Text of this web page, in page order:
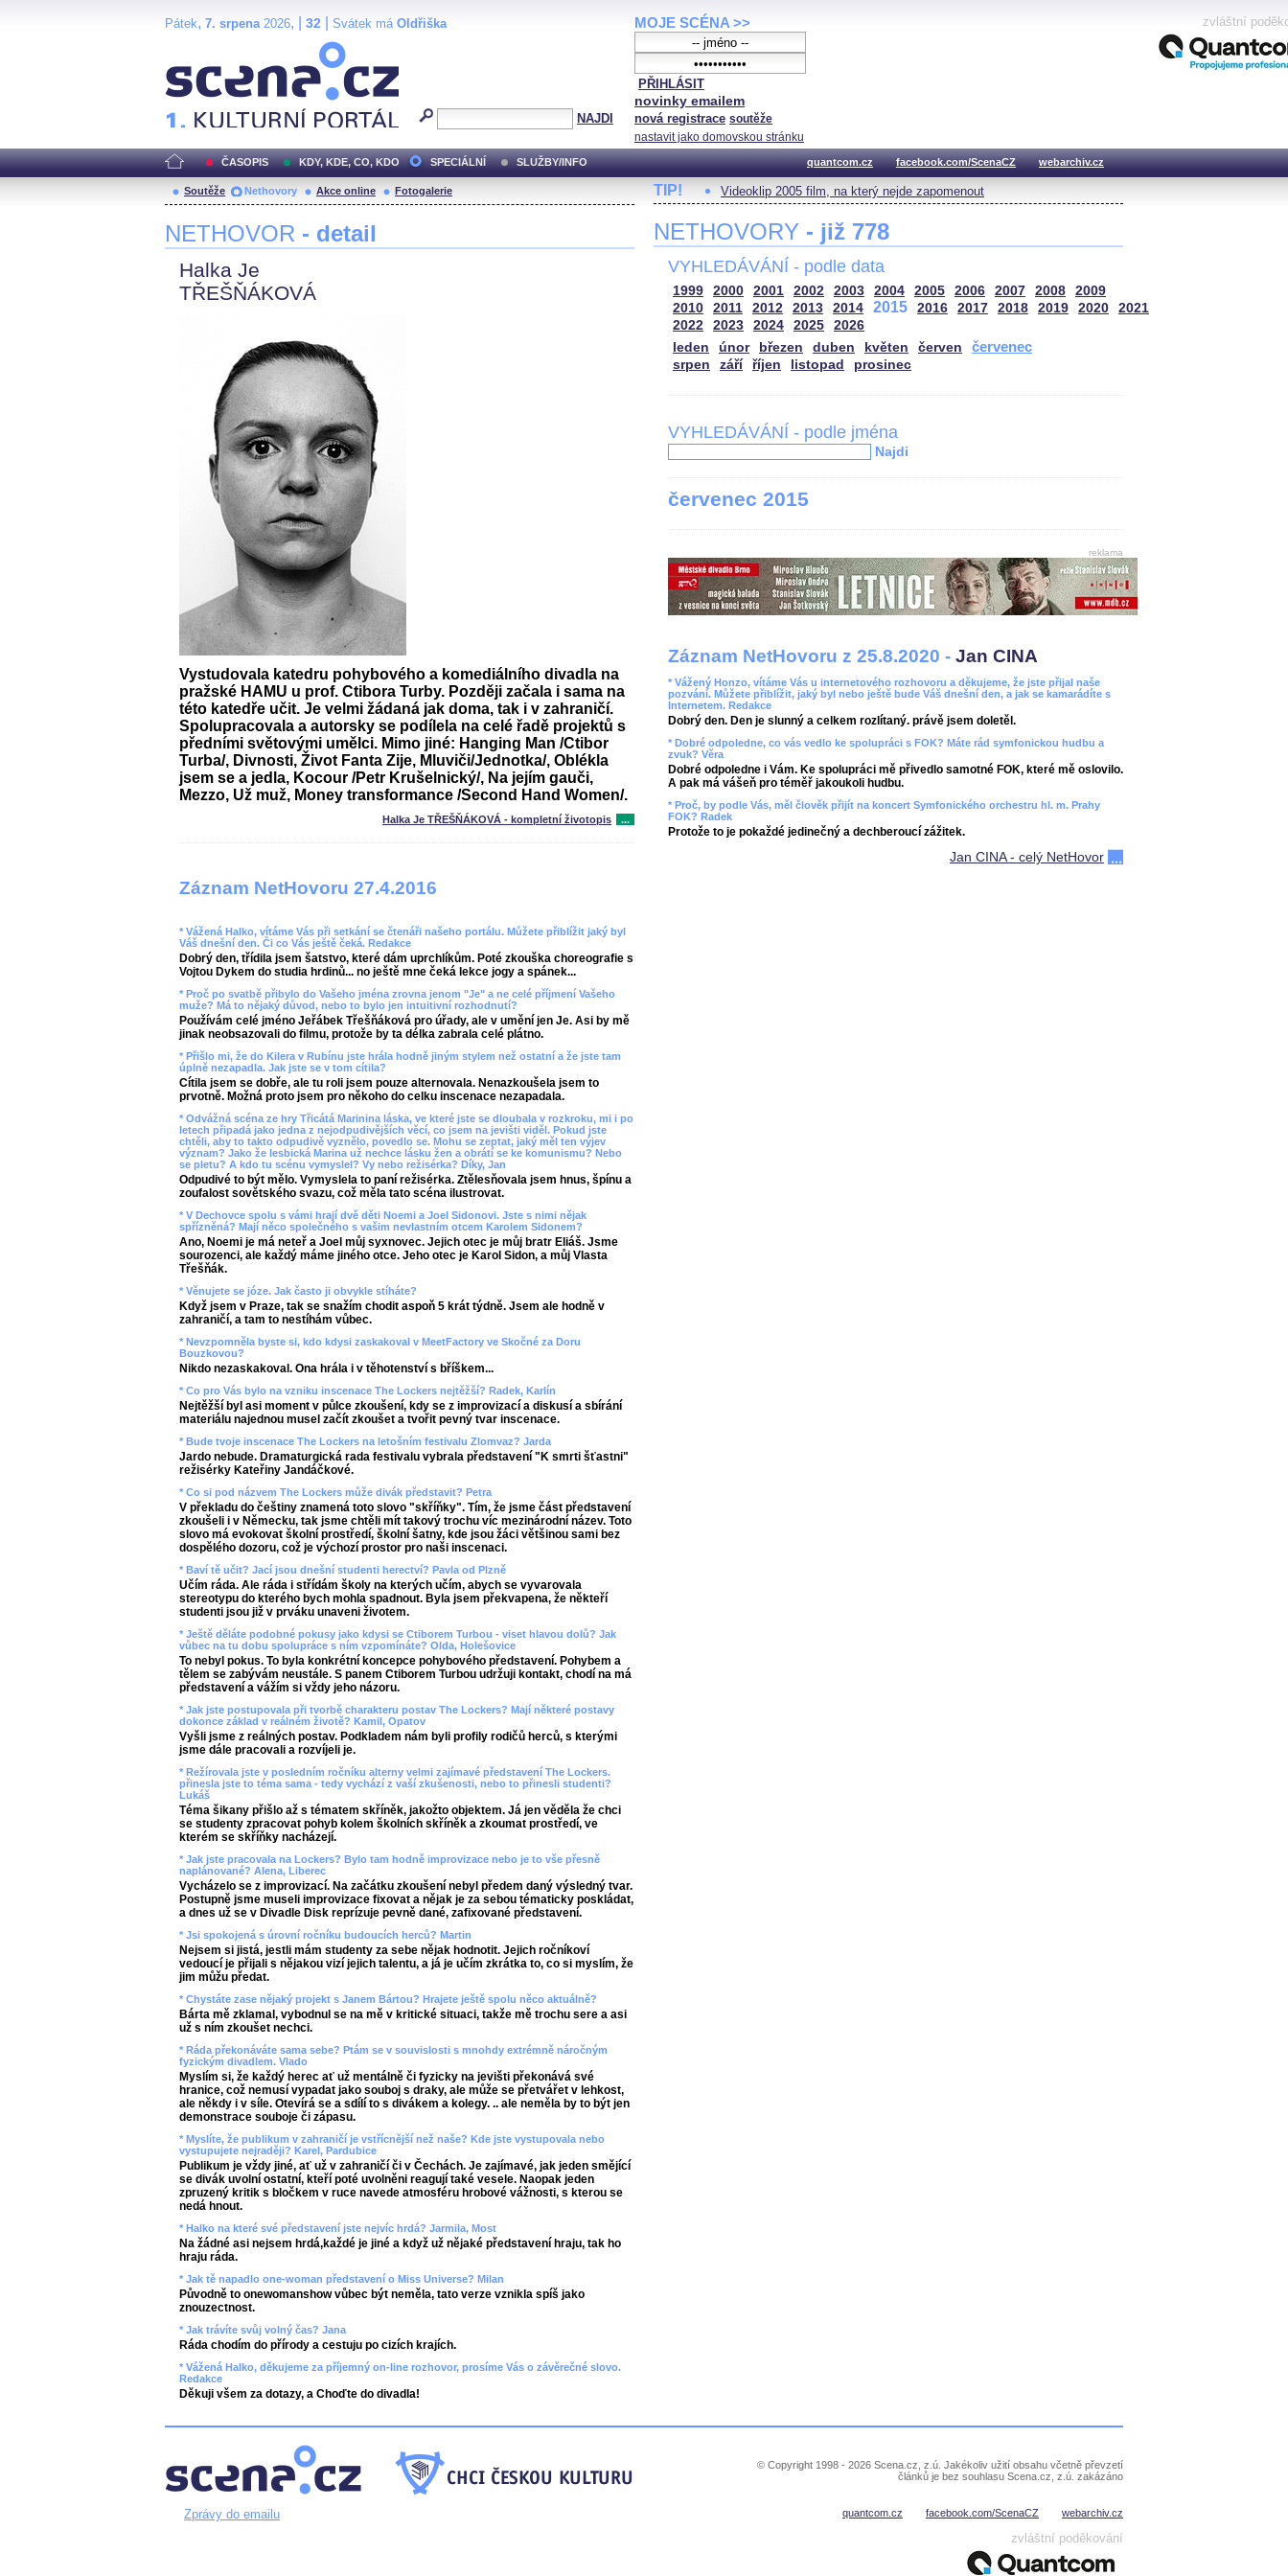
Pátek, 7. srpena2026, | 32 Svátek má Oldřiška
NAJDI
MOJE SCÉNA >>
PŘIHLÁSIT
novinky emailem
nová registrace soutěže
nastavit jako domovskou stránku
zvláštní
ČASOPIS KDY, KDE, CO, KDO SPECIÁLNÍ SLUŽBY/INFO quantcom.cz facebook.com/ScenaCZ webarchiv.cz
Soutěže Nethovory Akce online Fotogalerie
NETHOVOR - detail
Halka Je
TŘEŠŇÁKOVÁ
Vystudovala katedru pohybového a komediálního divadla na
pražské HAMU u prof. Ctibora Turby. Později začala i sama na
této katedře učit. Je velmi žádaná jak doma, tak i v zahraničí.
Spolupracovala a autorsky se podílela na celé řadě projektů s
předními světovými umělci. Mimo jiné: Hanging Man /Ctibor
Turba/, Divnosti, Život Fanta Zije, Mluviči/Jednotka/, Oblékla
jsem se a jedla, Kocour /Petr Krušelnický/, Na jejím gauči,
Mezzo, Už muž, Money transformance /Second Hand Women/.
Halka Je TŘEŠŇÁKOVÁ - kompletní životopis ...
Záznam NetHovoru 27.4.2016
* Vážená Halko, vítáme Vás při setkání se čtenáři našeho portálu. Můžete přiblížit jaký byl
Váš dnešní den. Či co Vás ještě čeká. Redakce
Dobrý den, třídila jsem šatstvo, které dám uprchlíkům. Poté zkouška choreografie s
Vojtou Dykem do studia hrdinů... no ještě mne čeká lekce jogy a spánek...
* Proč po svatbě přibylo do Vašeho jména zrovna jenom "Je" a ne celé příjmení Vašeho
muže? Má to nějaký důvod, nebo to bylo jen intuitivní rozhodnutí?
Používám celé jméno Jeřábek Třešňáková pro úřady, ale v umění jen Je. Asi by mě
jinak neobsazovali do filmu, protože by ta délka zabrala celé plátno.
* Přišlo mi, že do Kilera v Rubínu jste hrála hodně jiným stylem než ostatní a že jste tam
úplně nezapadla. Jak jste se v tom cítila?
Cítila jsem se dobře, ale tu roli jsem pouze alternovala. Nenazkoušela jsem to
prvotně. Možná proto jsem pro někoho do celku inscenace nezapadala.
* Odvážná scéna ze hry Třicátá Marinina láska, ve které jste se dloubala v rozkroku, mi i po
letech připadá jako jedna z nejodpudivějších věcí, co jsem na jevišti viděl. Pokud jste
chtěli, aby to takto odpudivě vyznělo, povedlo se. Mohu se zeptat, jaký měl ten výjev
význam? Jako že lesbická Marina už nechce lásku žen a obrátí se ke komunismu? Nebo
se pletu? A kdo tu scénu vymyslel? Vy nebo režisérka? Díky, Jan
Odpudivé to být mělo. Vymyslela to paní režisérka. Ztělesňovala jsem hnus, špínu a
zoufalost sovětského svazu, což měla tato scéna ilustrovat.
* V Dechovce spolu s vámi hrají dvě děti Noemi a Joel Sidonovi. Jste s nimi nějak
spřízněná? Mají něco společného s vašim nevlastním otcem Karolem Sidonem?
Ano, Noemi je má neteř a Joel můj syxnovec. Jejich otec je můj bratr Eliáš. Jsme
sourozenci, ale každý máme jiného otce. Jeho otec je Karol Sidon, a můj Vlasta
Třešňák.
* Věnujete se józe. Jak často ji obvykle stíháte?
Když jsem v Praze, tak se snažím chodit aspoň 5 krát týdně. Jsem ale hodně v
zahraničí, a tam to nestíhám vůbec.
* Nevzpomněla byste si, kdo kdysi zaskakoval v MeetFactory ve Skočné za Doru
Bouzkovou?
Nikdo nezaskakoval. Ona hrála i v těhotenství s bříškem...
* Co pro Vás bylo na vzniku inscenace The Lockers nejtěžší? Radek, Karlín
Nejtěžší byl asi moment v půlce zkoušení, kdy se z improvizací a diskusí a sbírání
materiálu najednou musel začít zkoušet a tvořit pevný tvar inscenace.
* Bude tvoje inscenace The Lockers na letošním festivalu Zlomvaz? Jarda
Jardo nebude. Dramaturgická rada festivalu vybrala představení "K smrti šťastni"
režisérky Kateřiny Jandáčkové.
* Co si pod názvem The Lockers může divák představit? Petra
V překladu do češtiny znamená toto slovo "skříňky". Tím, že jsme část představení
zkoušeli i v Německu, tak jsme chtěli mít takový trochu víc mezinárodní název. Toto
slovo má evokovat školní prostředí, školní šatny, kde jsou žáci většinou sami bez
dospělého dozoru, což je výchozí prostor pro naši inscenaci.
* Baví tě učit? Jací jsou dnešní studenti herectví? Pavla od Plzně
Učím ráda. Ale ráda i střídám školy na kterých učím, abych se vyvarovala
stereotypu do kterého bych mohla spadnout. Byla jsem překvapena, že někteří
studenti jsou již v prváku unaveni životem.
* Ještě děláte podobné pokusy jako kdysi se Ctiborem Turbou - viset hlavou dolů? Jak
vůbec na tu dobu spolupráce s ním vzpomínáte? Olda, Holešovice
To nebyl pokus. To byla konkrétní koncepce pohybového představení. Pohybem a
tělem se zabývám neustále. S panem Ctiborem Turbou udržuji kontakt, chodí na má
představení a vážím si vždy jeho názoru.
* Jak jste postupovala při tvorbě charakteru postav The Lockers? Mají některé postavy
dokonce základ v reálném životě? Kamil, Opatov
Vyšli jsme z reálných postav. Podkladem nám byli profily rodičů herců, s kterými
jsme dále pracovali a rozvíjeli je.
* Režírovala jste v posledním ročníku alterny velmi zajímavé představení The Lockers.
přinesla jste to téma sama - tedy vychází z vaší zkušenosti, nebo to přinesli studenti?
Lukáš
Téma šikany přišlo až s tématem skříněk, jakožto objektem. Já jen věděla že chci
se studenty zpracovat pohyb kolem školních skříněk a zkoumat prostředí, ve
kterém se skříňky nacházejí.
* Jak jste pracovala na Lockers? Bylo tam hodně improvizace nebo je to vše přesně
naplánované? Alena, Liberec
Vycházelo se z improvizací. Na začátku zkoušení nebyl předem daný výsledný tvar.
Postupně jsme museli improvizace fixovat a nějak je za sebou tématicky poskládat,
a dnes už se v Divadle Disk reprízuje pevně dané, zafixované představení.
* Jsi spokojená s úrovní ročníku budoucích herců? Martin
Nejsem si jistá, jestli mám studenty za sebe nějak hodnotit. Jejich ročníkoví
vedoucí je přijali s nějakou vizí jejich talentu, a já je učím zkrátka to, co si myslím, že
jim můžu předat.
* Chystáte zase nějaký projekt s Janem Bártou? Hrajete ještě spolu něco aktuálně?
Bárta mě zklamal, vybodnul se na mě v kritické situaci, takže mě trochu sere a asi
už s ním zkoušet nechci.
* Ráda překonáváte sama sebe? Ptám se v souvislosti s mnohdy extrémně náročným
fyzickým divadlem. Vlado
Myslím si, že každý herec ať už mentálně či fyzicky na jevišti překonává své
hranice, což nemusí vypadat jako souboj s draky, ale může se přetvářet v lehkost,
ale někdy i v síle. Otevírá se a sdílí to s divákem a kolegy. .. ale neměla by to být jen
demonstrace souboje či zápasu.
* Myslíte, že publikum v zahraničí je vstřícnější než naše? Kde jste vystupovala nebo
vystupujete nejraději? Karel, Pardubice
Publikum je vždy jiné, ať už v zahraničí či v Čechách. Je zajímavé, jak jeden smějící
se divák uvolní ostatní, kteří poté uvolněni reagují také vesele. Naopak jeden
zpruzený kritik s bločkem v ruce navede atmosféru hrobové vážnosti, s kterou se
nedá hnout.
* Halko na které své představení jste nejvíc hrdá? Jarmila, Most
Na žádné asi nejsem hrdá,každé je jiné a když už nějaké představení hraju, tak ho
hraju ráda.
* Jak tě napadlo one-woman představení o Miss Universe? Milan
Původně to onewomanshow vůbec být neměla, tato verze vznikla spíš jako
znouzectnost.
* Jak trávíte svůj volný čas? Jana
Ráda chodím do přírody a cestuju po cizích krajích.
* Vážená Halko, děkujeme za příjemný on-line rozhovor, prosíme Vás o závěrečné slovo.
Redakce
Děkuji všem za dotazy, a Choďte do divadla!
TIP! Videoklip 2005 film, na který nejde zapomenout
NETHOVORY - již 778
VYHLEDÁVÁNÍ - podle data
1999 2000 2001 2002 2003 2004 2005 2006 2007 2008
2009
2010
2011 2012 2013 2014 2015 2016 2017 2018 2019 2020
2021
2022
2023 2024 2025
2026
leden
únor březen duben květen červen červenec
srpen září říjen listopad prosinec
VYHLEDÁVÁNÍ - podle jména
Najdi
červenec 2015
reklama
Záznam NetHovoru z 25.8.2020 - Jan CINA
* Vážený Honzo, vítáme Vás u internetového rozhovoru a děkujeme, že jste přijal naše
pozvání. Můžete přiblížit, jaký byl nebo ještě bude Váš dnešní den, a jak se kamarádíte s
Internetem. Redakce
Dobrý den. Den je slunný a celkem rozlítaný. právě jsem doletěl.
* Dobré odpoledne, co vás vedlo ke spolupráci s FOK? Máte rád symfonickou hudbu a
zvuk? Věra
Dobré odpoledne i Vám. Ke spolupráci mě přivedlo samotné FOK, které mě oslovilo.
A pak má vášeň pro téměř jakoukoli hudbu.
* Proč, by podle Vás, měl člověk přijít na koncert Symfonického orchestru hl. m. Prahy
FOK? Radek
Protože to je pokaždé jedinečný a dechberoucí zážitek.
Jan CINA - celý NetHovor
© Copyright 1998 - 2026 Scena.cz, z.ú. Jakékoliv užití obsahu včetně převzetí
článků je bez souhlasu Scena.cz, z.ú. zakázáno
Zprávy do emailu quantcom.cz facebook.com/ScenaCZ webarchiv.cz
zvláštní poděkování